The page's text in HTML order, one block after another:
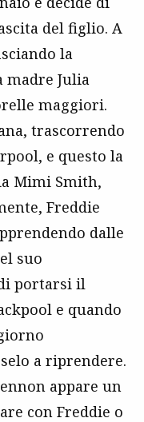
del figlio. A
la
madre Julia
maggiori.
trascorrendo
e questo la
Mimi Smith,
Freddie
dalle
suo
portarsi il
e quando
a riprendere.
appare un
con Freddie o